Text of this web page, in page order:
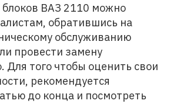
блоков ВАЗ 2110 можно
обратившись на
обслуживанию
провести замену
Для того чтобы оценить свои
рекомендуется
до конца и посмотреть